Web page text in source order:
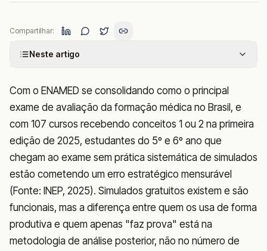
Compartilhar:
Neste artigo
Com o ENAMED se consolidando como o principal
exame de avaliação da formação médica no Brasil, e
com 107 cursos recebendo conceitos 1 ou 2 na primeira
edição de 2025, estudantes do 5º e 6º ano que
chegam ao exame sem prática sistemática de simulados
estão cometendo um erro estratégico mensurável
(Fonte: INEP, 2025). Simulados gratuitos existem e são
funcionais, mas a diferença entre quem os usa de forma
produtiva e quem apenas "faz prova" está na
metodologia de análise posterior, não no número de